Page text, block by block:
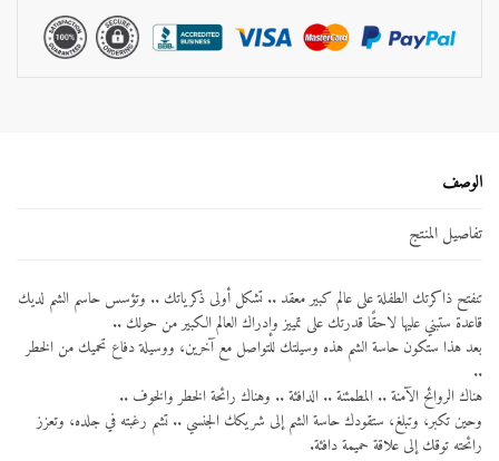
الوصف
تفاصيل المنتج
تنفتح ذاكرتك الطفلة على عالم كبير معقد .. تشكل أولى ذكرياتك .. وتؤسس حاسم الشم لديك
قاعدة ستبني عليها لاحقًا قدرتك على تمييز وإدراك العالم الكبير من حولك ..
بعد هذا ستكون حاسة الشم هذه وسيلتك للتواصل مع آخرين، ووسيلة دفاع تحميك من الخطر
..
هناك الروائح الآمنة .. المطمئنة .. الدافئة .. وهناك رائحة الخطر والخوف ..
وحين تكبر، وتبلغ، ستقودك حاسة الشم إلى شريكك الجنسي .. تشم رغبته في جلده، وتعزز
رائحته توقك إلى علاقة حميمة دافئة.